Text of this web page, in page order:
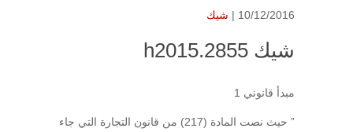
10/12/2016 | شيك
شيك h2015.2855
مبدأ قانوني 1
” حيث نصت المادة (217) من قانون التجارة التي جاء